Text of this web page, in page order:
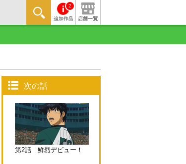
2
次の話
第2話 鮮烈デビュー！